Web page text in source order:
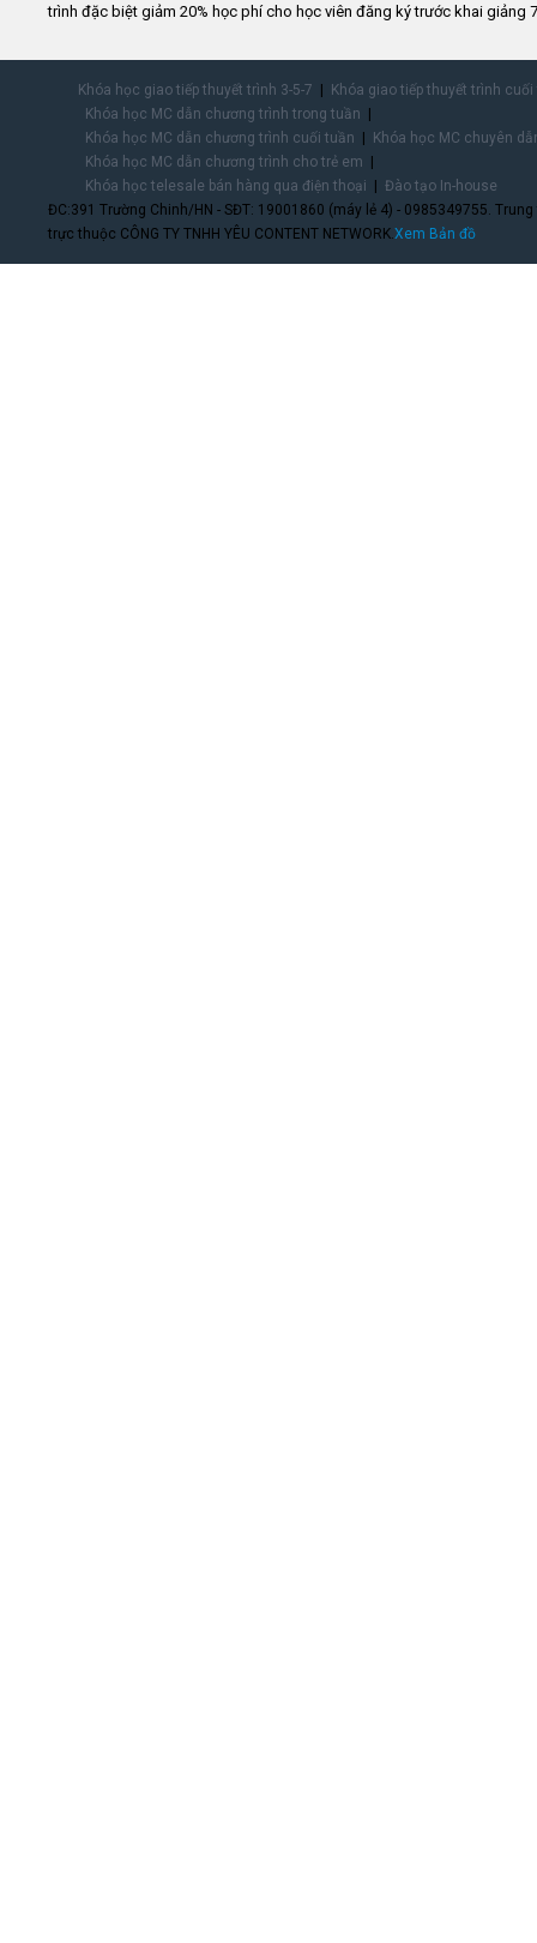
trình đặc biệt giảm 20% học phí cho học viên đăng ký trước khai giảng
Khóa học giao tiếp thuyết trình 3-5-7
Khóa giao tiếp thuyết trình
Khóa học MC dẫn chương trình trong tuần
Khóa học MC dẫn chương trình cuối tuần
Khóa học MC chuyên
Khóa học MC dẫn chương trình cho trẻ em
Khóa học telesale bán hàng qua điện thoại
Đào tạo In-house
ĐC:391 Trường Chinh/HN - SĐT: 19001860 (máy lẻ 4) - 0985349755.
trực thuộc CÔNG TY TNHH YÊU CONTENT NETWORK. Xem Bản đồ